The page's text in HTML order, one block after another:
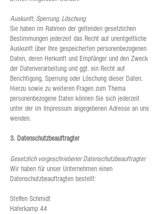
Auskunft, Sperrung, Löschung
Sie haben im Rahmen der geltenden gesetzlichen
Bestimmungen jederzeit das Recht auf unentgeltliche
Auskunft über Ihre gespeicherten personenbezogenen
Daten, deren Herkunft und Empfänger und den Zweck
der Datenverarbeitung und ggf. ein Recht auf
Berichtigung, Sperrung oder Löschung dieser Daten.
Hierzu sowie zu weiteren Fragen zum Thema
personenbezogene Daten können Sie sich jederzeit
unter der im Impressum angegebenen Adresse an uns
wenden.
3. Datenschutzbeauftragter
Gesetzlich vorgeschriebener Datenschutzbeauftragter
Wir haben für unser Unternehmen einen
Datenschutzbeauftragten bestellt:
Steffen Schmidt
Haferkamp 44